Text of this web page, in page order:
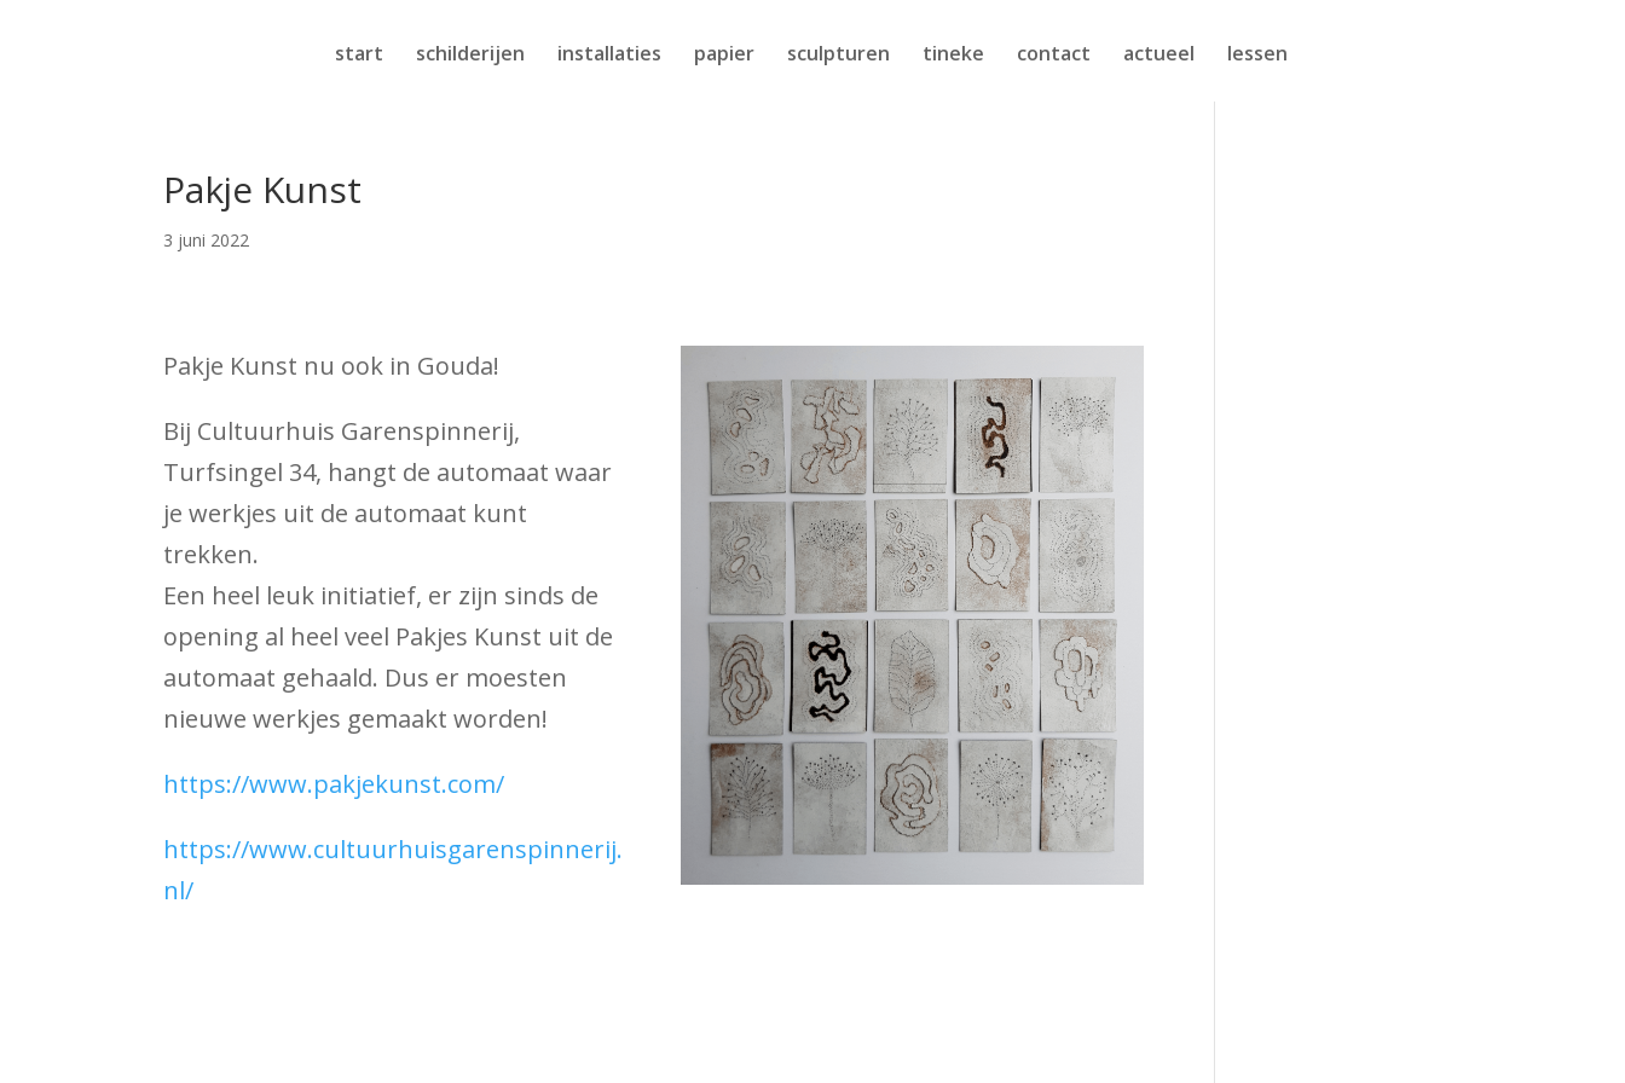
start schilderijen installaties papier sculpturen tineke contact actueel lessen
Pakje Kunst
3 juni 2022
Pakje Kunst nu ook in Gouda!
Bij Cultuurhuis Garenspinnerij,
Turfsingel 34, hangt de automaat waar
je werkjes uit de automaat kunt
trekken.
Een heel leuk initiatief, er zijn sinds de
opening al heel veel Pakjes Kunst uit de
automaat gehaald. Dus er moesten
nieuwe werkjes gemaakt worden!
https://www.pakjekunst.com/
https://www.cultuurhuisgarenspinnerij.
nl/